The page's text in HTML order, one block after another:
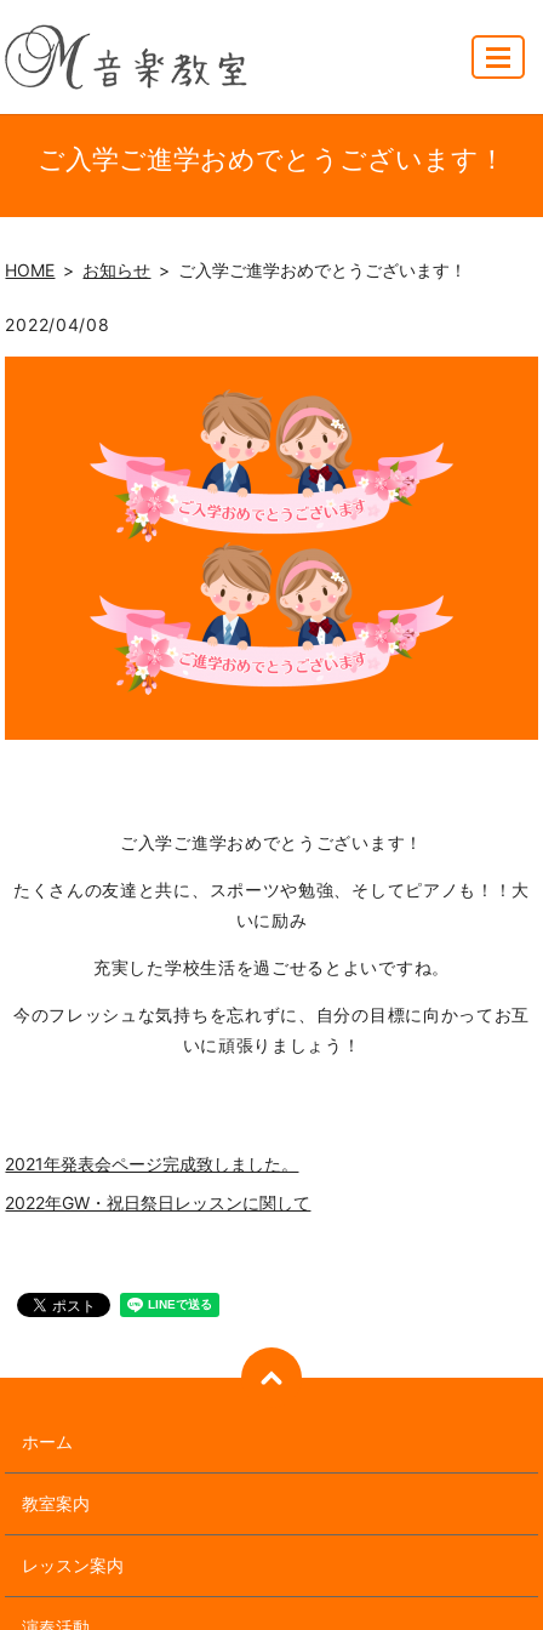
ご入学ご進学おめでとうございます！
HOME お知らせ ご入学ご進学おめでとうございます！
2022/04/08
ご入学ご進学おめでとうございます！
たくさんの友達と共に、スポーツや勉強、そしてピアノも！！ 大
いに励み
充実した学校生活を過ごせるとよいですね。
今のフレッシュな気持ちを忘れずに、自分の目標に向かってお互
いに頑張りましょう！
2021年発表会ページ完成致しました。
2022年GW・祝日祭日レッスンに関して
ホーム
教室案内
レッスン案内